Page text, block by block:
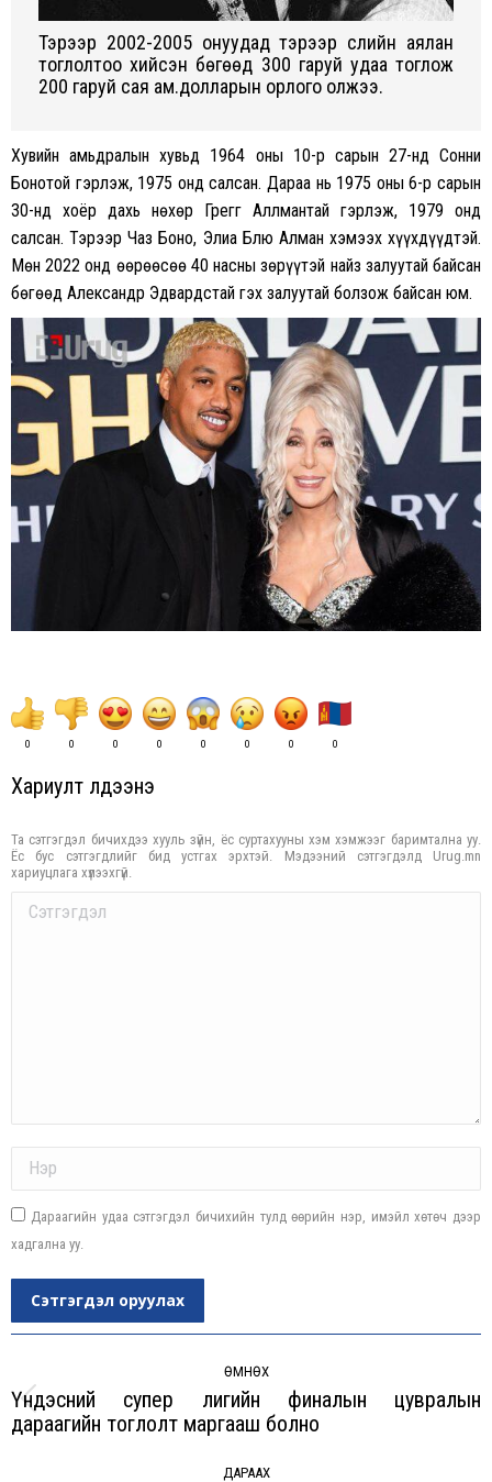
Тэрээр 2002-2005 онуудад тэрээр сүүлийн аялан
тоглолтоо хийсэн бөгөөд 300 гаруй удаа тоглож
200 гаруй сая ам.долларын орлого олжээ.
Хувийн амьдралын хувьд 1964 оны 10-р сарын 27-нд Сонни
Бонотой гэрлэж, 1975 онд салсан. Дараа нь 1975 оны 6-р сарын
30-нд хоёр дахь нөхөр Грегг Аллмантай гэрлэж, 1979 онд
салсан. Тэрээр Чаз Боно, Элиа Блю Алман хэмээх хүүхдүүдтэй.
Мөн 2022 онд өөрөөсөө 40 насны зөрүүтэй найз залуутай байсан
бөгөөд Александр Эдвардстай гэх залуутай болзож байсан юм.
0 0 0 0 0 0 0 0
Хариулт үлдээнэ үү
Та сэтгэгдэл бичихдээ хууль зүйн, ёс суртахууны хэм хэмжээг баримтална уу.
Ёс бус сэтгэгдлийг бид устгах эрхтэй. Мэдээний сэтгэгдэлд Urug.mn
хариуцлага хүлээхгүй.
Comment
Дараагийн удаа сэтгэгдэл бичихийн тулд өөрийн нэр, имэйл хөтөч дээр
хадгална уу.
Сэтгэгдэл оруулах
navigation
ӨМНӨХ
Previous
Үндэсний супер лигийн финалын цувралын
дараагийн тоглолт маргааш болно
ДАРААХ